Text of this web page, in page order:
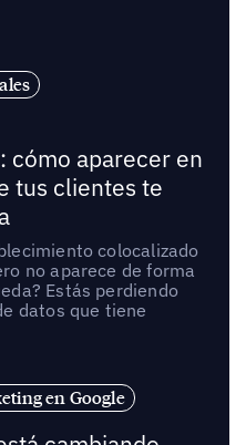
cómo aparecer en
tus clientes te
colocalizado
no aparece de forma
Estás perdiendo
datos que tiene
en Google